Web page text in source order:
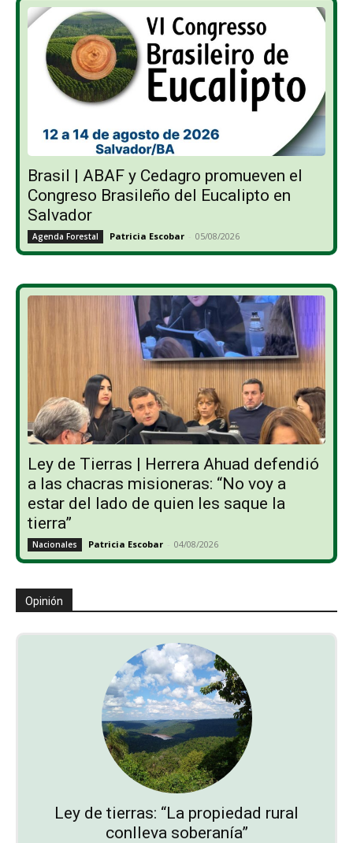
Brasil | ABAF y Cedagro promueven el
Congreso Brasileño del Eucalipto en
Salvador
Agenda Forestal Patricia Escobar - 05/08/2026
Ley de Tierras | Herrera Ahuad defendió
a las chacras misioneras: “No voy a
estar del lado de quien les saque la
tierra”
Nacionales Patricia Escobar - 04/08/2026
Opinión
Ley de tierras: “La propiedad rural
conlleva soberanía”